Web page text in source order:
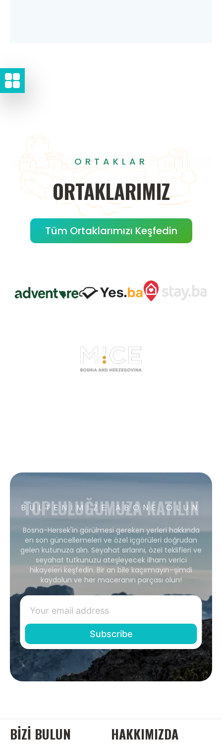
ORTAKLAR
ORTAKLARIMIZ
Tüm Ortaklarımızı Keşfedin
BÜLTENIMIZE ABONE OLUN
TOPLULUĞUMUZA KATILIN
Bosna-Hersek'in görülmesi gereken yerleri hakkında
en son güncellemeleri ve özel içgörüleri doğrudan
gelen kutunuza alın. Seyahat sırlarını, özel teklifleri ve
seyahat tutkunuzu ateşleyecek ilham verici
hikayeleri keşfedin. Bir an bile kaçırmayın–şimdi
kaydolun ve her maceranın parçası olun!
BIZI BULUN HAKKIMIZDA